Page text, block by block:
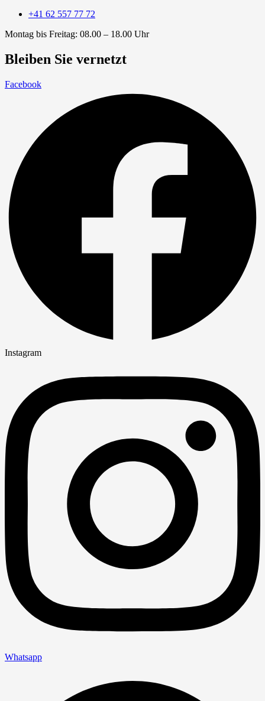
+41 62 557 77 72
Montag bis Freitag: 08.00 – 18.00 Uhr
Bleiben Sie vernetzt
Facebook
Instagram
Whatsapp